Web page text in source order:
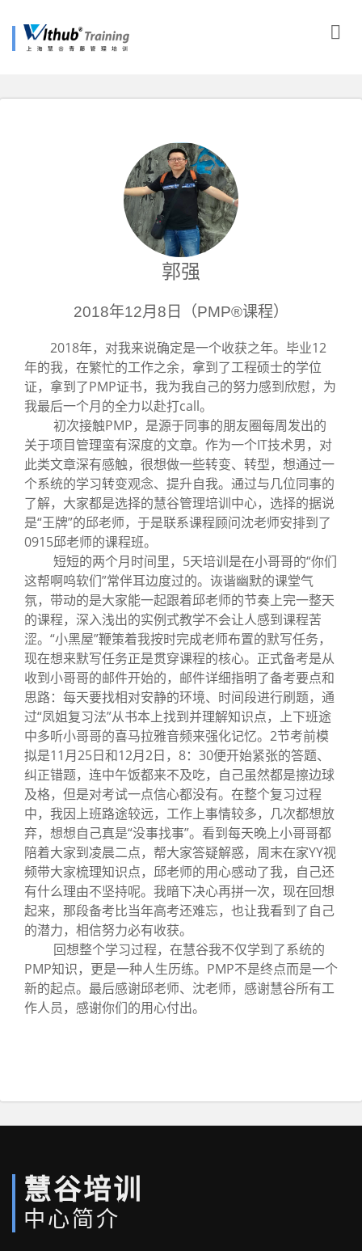
郭强
2018年12月8日（PMP®课程）
2018年，对我来说确定是一个收获之年。毕业12
年的我，在繁忙的工作之余，拿到了工程硕士的学位
证，拿到了PMP证书，我为我自己的努力感到欣慰，为
我最后一个月的全力以赴打call。
初次接触PMP，是源于同事的朋友圈每周发出的
关于项目管理蛮有深度的文章。作为一个IT技术男，对
此类文章深有感触，很想做一些转变、转型，想通过一
个系统的学习转变观念、提升自我。通过与几位同事的
了解，大家都是选择的慧谷管理培训中心，选择的据说
是“王牌”的邱老师，于是联系课程顾问沈老师安排到了
0915邱老师的课程班。
短短的两个月时间里，5天培训是在小哥哥的“你们
这帮啊呜软们”常伴耳边度过的。诙谐幽默的课堂气
氛，带动的是大家能一起跟着邱老师的节奏上完一整天
的课程，深入浅出的实例式教学不会让人感到课程苦
涩。“小黑屋”鞭策着我按时完成老师布置的默写任务，
现在想来默写任务正是贯穿课程的核心。正式备考是从
收到小哥哥的邮件开始的，邮件详细指明了备考要点和
思路：每天要找相对安静的环境、时间段进行刷题，通
过“凤姐复习法”从书本上找到并理解知识点，上下班途
中多听小哥哥的喜马拉雅音频来强化记忆。2节考前模
拟是11月25日和12月2日，8：30便开始紧张的答题、
纠正错题，连中午饭都来不及吃，自己虽然都是擦边球
及格，但是对考试一点信心都没有。在整个复习过程
中，我因上班路途较远，工作上事情较多，几次都想放
弃，想想自己真是“没事找事”。看到每天晚上小哥哥都
陪着大家到凌晨二点，帮大家答疑解惑，周末在家YY视
频带大家梳理知识点，邱老师的用心感动了我，自己还
有什么理由不坚持呢。我暗下决心再拼一次，现在回想
起来，那段备考比当年高考还难忘，也让我看到了自己
的潜力，相信努力必有收获。
回想整个学习过程，在慧谷我不仅学到了系统的
PMP知识，更是一种人生历练。PMP不是终点而是一个
新的起点。最后感谢邱老师、沈老师，感谢慧谷所有工
作人员，感谢你们的用心付出。
慧谷培训
中心简介